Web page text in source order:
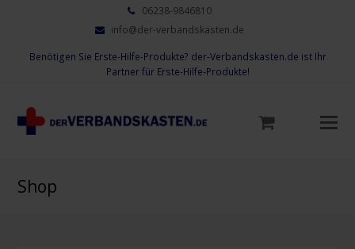
06238-9846810
info@der-verbandskasten.de
Benötigen Sie Erste-Hilfe-Produkte? der-Verbandskasten.de ist Ihr
Partner für Erste-Hilfe-Produkte!
Shop